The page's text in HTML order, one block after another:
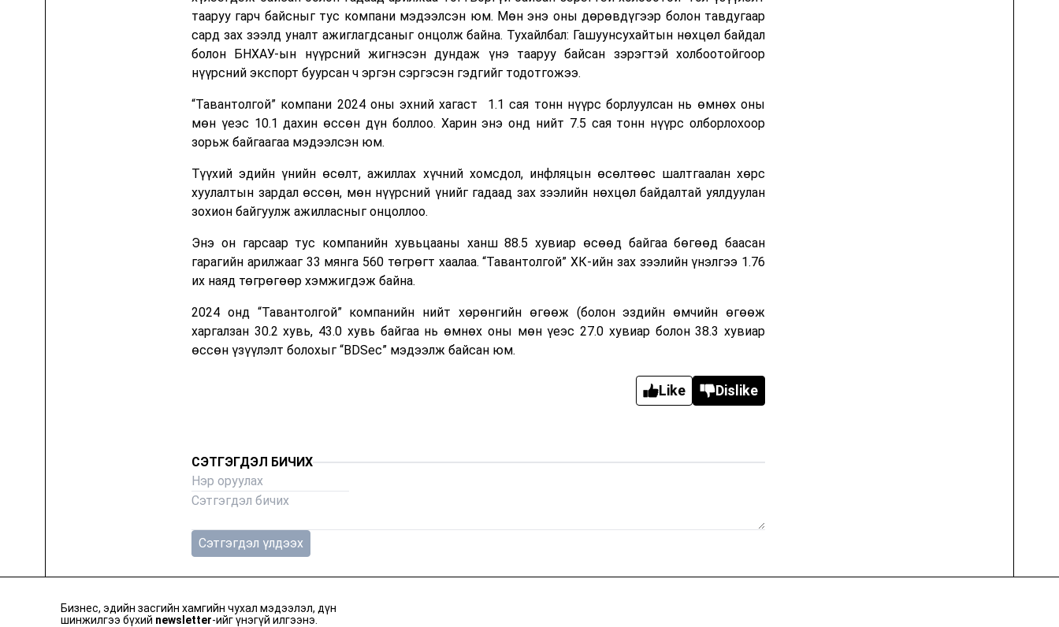
тааруу гарч байсныг тус компани мэдээлсэн юм. Мөн энэ оны дөрөвдүгээр болон тавдугаар
сард зах зээлд уналт ажиглагдсаныг онцолж байна. Тухайлбал: Гашуунсухайтын нөхцөл байдал
болон БНХАУ-ын нүүрсний жигнэсэн дундаж үнэ тааруу байсан зэрэгтэй холбоотойгоор
нүүрсний экспорт буурсан ч эргэн сэргэсэн гэдгийг тодотгожээ.
“Тавантолгой” компани 2024 оны эхний хагаст
1.1 сая тонн нүүрс борлуулсан нь өмнөх оны
мөн үеэс 10.1 дахин өссөн дүн боллоо. Харин энэ онд нийт 7.5 сая тонн нүүрс олборлохоор
зорьж байгаагаа мэдээлсэн юм.
Түүхий эдийн үнийн өсөлт, ажиллах хүчний хомсдол, инфляцын өсөлтөөс шалтгаалан хөрс
хуулалтын зардал өссөн, мөн нүүрсний үнийг гадаад зах зээлийн нөхцөл байдалтай уялдуулан
зохион байгуулж ажилласныг онцоллоо.
Энэ он гарсаар тус компанийн хувьцааны ханш 88.5 хувиар өсөөд байгаа бөгөөд баасан
гарагийн арилжааг 33 мянга 560 төгрөгт хаалаа. “Тавантолгой” ХК-ийн зах зээлийн үнэлгээ 1.76
их наяд төгрөгөөр хэмжигдэж байна.
2024 онд “Тавантолгой” компанийн нийт хөрөнгийн өгөөж (болон эздийн өмчийн өгөөж
харгалзан 30.2 хувь, 43.0 хувь байгаа нь өмнөх оны мөн үеэс 27.0 хувиар болон 38.3 хувиар
өссөн үзүүлэлт болохыг “BDSec” мэдээлж байсан юм.
Like Dislike
CЭТГЭГДЭЛ БИЧИХ
Сэтгэгдэл үлдээх
Бизнес, эдийн засгийн хамгийн чухал мэдээлэл, дүн
шинжилгээ бүхий newsletter-ийг үнэгүй илгээнэ.